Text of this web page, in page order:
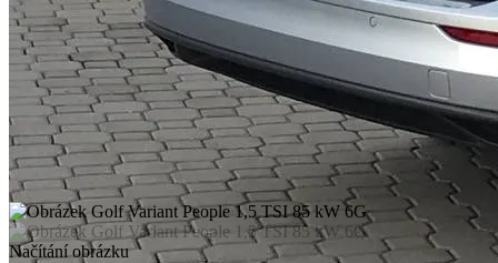
Načítání obrázku